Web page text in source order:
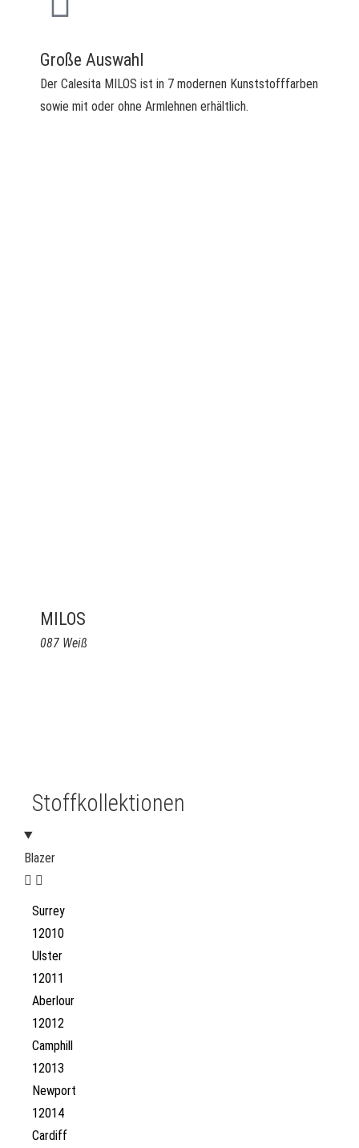
Große Auswahl
Der Calesita MILOS ist in 7 modernen Kunststofffarben
sowie mit oder ohne Armlehnen erhältlich.
MILOS
087 Weiß
Stoffkollektionen
Blazer
Surrey
12010
Ulster
12011
Aberlour
12012
Camphill
12013
Newport
12014
Cardiff